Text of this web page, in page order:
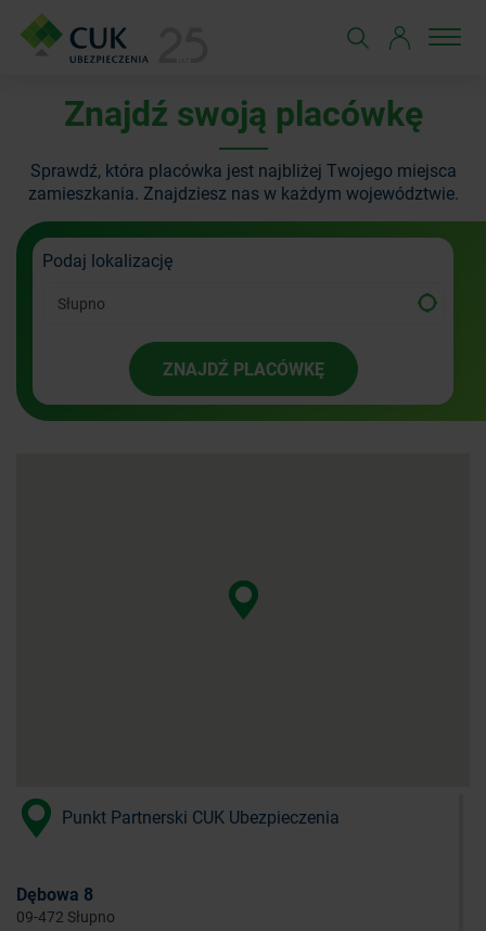
Znajdź swoją placówkę
Sprawdź, która placówka jest najbliżej Twojego miejsca
zamieszkania. Znajdziesz nas w każdym województwie.
Podaj lokalizację
ZNAJDŹ PLACÓWKĘ
Punkt Partnerski CUK Ubezpieczenia
Dębowa 8
09-472 Słupno